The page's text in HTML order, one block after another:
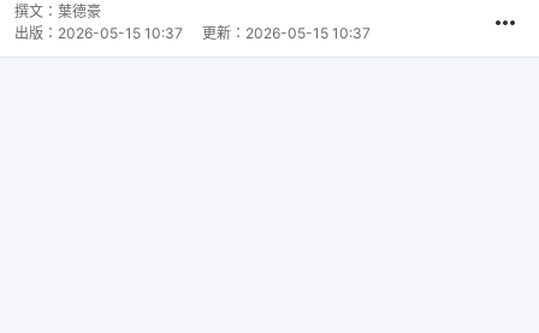
撰文： 葉德豪
出版： 2026-05-15 10:37 更新： 2026-05-15 10:37